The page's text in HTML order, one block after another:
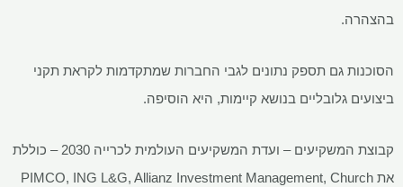
בהצהרה.
הסוכנות גם תספק נתונים לגבי החברות שמתקדמות לקראת תקני
ביצועים גלובליים בנושא קיימות, היא הוסיפה.
קבוצת המשקיעים – ועדת המשקיעים העולמית לכרייה 2030 – כוללת
את PIMCO, ING L&G, Allianz Investment Management, Church